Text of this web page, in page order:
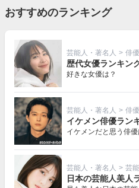
おすすめのランキング
芸能人・著名人 > 俳
歴代女優ランキン
好きな女優は？
芸能人・著名人 > 俳
イケメン俳優ラン
イケメンだと思う俳優
芸能人・著名人 > 芸
日本の芸能人美人